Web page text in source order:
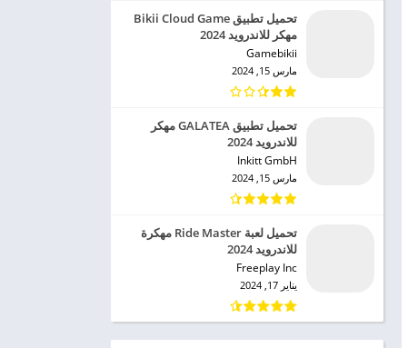
تحميل تطبيق Bikii Cloud Game
مهكر للاندرويد 2024
Gamebikii‏
مارس 15, 2024
تحميل تطبيق GALATEA مهكر
للاندرويد 2024
Inkitt GmbH‏
مارس 15, 2024
تحميل لعبة Ride Master مهكرة
للاندرويد 2024
Freeplay Inc‏
يناير 17, 2024